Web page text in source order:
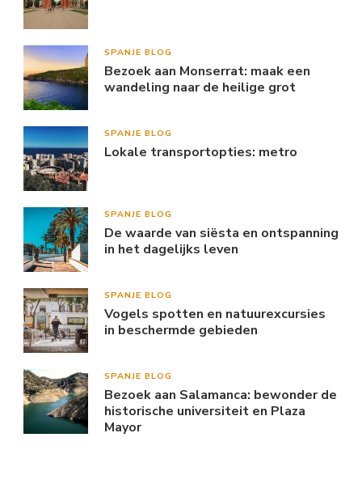
SPANJE BLOG
Bezoek aan Monserrat: maak een
wandeling naar de heilige grot
SPANJE BLOG
Lokale transportopties: metro
SPANJE BLOG
De waarde van siësta en ontspanning
in het dagelijks leven
SPANJE BLOG
Vogels spotten en natuurexcursies
in beschermde gebieden
SPANJE BLOG
Bezoek aan Salamanca: bewonder de
historische universiteit en Plaza
Mayor